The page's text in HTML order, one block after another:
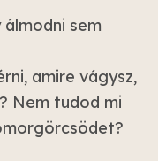
sem
amire vágysz,
Nem tudod mi